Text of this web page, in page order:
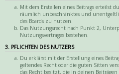
Mit dem Erstellen eines Beitrags erteilst
räumlich unbeschränktes und
des Boards zu nutzen.
Das Nutzungsrecht nach Punkt 2,
Nutzungsvertrages bestehen.
3. PFLICHTEN DES NUTZERS
Du erklärst mit der Erstellung eines
geltendes Recht oder die guten Sitten
das Recht besitzt, die in deinen